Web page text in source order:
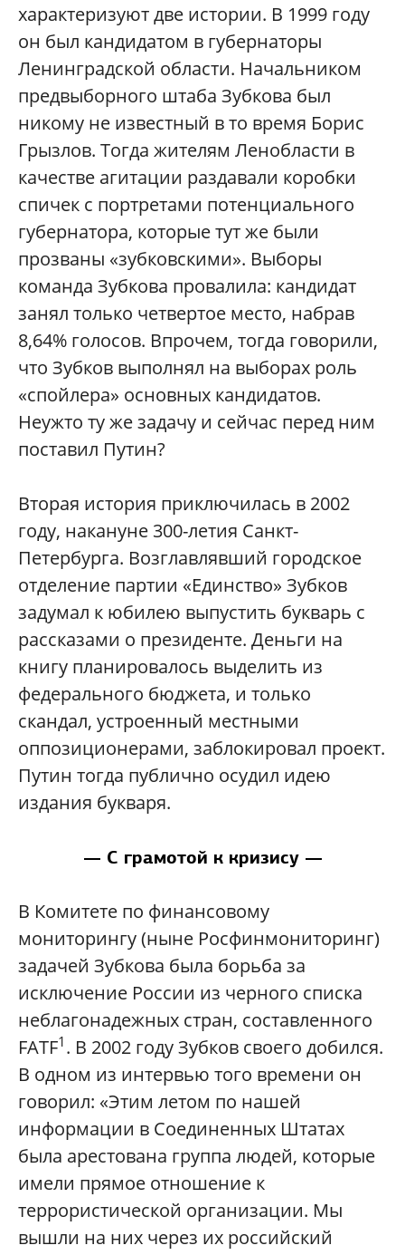
характеризуют две истории. В 1999 году
он был кандидатом в губернаторы
Ленинградской области. Начальником
предвыборного штаба Зубкова был
никому не известный в то время Борис
Грызлов. Тогда жителям Ленобласти в
качестве агитации раздавали коробки
спичек с портретами потенциального
губернатора, которые тут же были
прозваны «зубковскими». Выборы
команда Зубкова провалила: кандидат
занял только четвертое место, набрав
8,64% голосов. Впрочем, тогда говорили,
что Зубков выполнял на выборах роль
«спойлера» основных кандидатов.
Неужто ту же задачу и сейчас перед ним
поставил Путин?
Вторая история приключилась в 2002
году, накануне 300-летия Санкт-
Петербурга. Возглавлявший городское
отделение партии «Единство» Зубков
задумал к юбилею выпустить букварь с
рассказами о президенте. Деньги на
книгу планировалось выделить из
федерального бюджета, и только
скандал, устроенный местными
оппозиционерами, заблокировал проект.
Путин тогда публично осудил идею
издания букваря.
— С грамотой к кризису —
В Комитете по финансовому
мониторингу (ныне Росфинмониторинг)
задачей Зубкова была борьба за
исключение России из черного списка
неблагонадежных стран, составленного
FATF1 . В 2002 году Зубков своего добился.
В одном из интервью того времени он
говорил: «Этим летом по нашей
информации в Соединенных Штатах
была арестована группа людей, которые
имели прямое отношение к
террористической организации. Мы
вышли на них через их российский